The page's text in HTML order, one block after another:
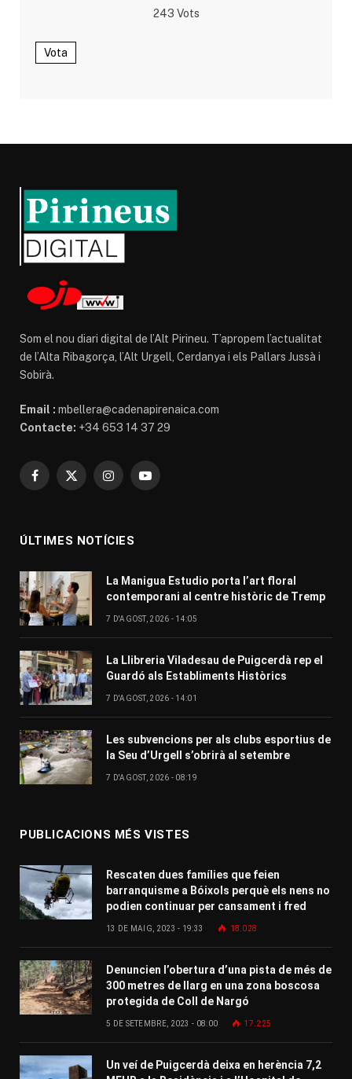
243 Vots
Vota
Som el nou diari digital de l’Alt Pirineu. T’apropem l’actualitat
de l’Alta Ribagorça, l’Alt Urgell, Cerdanya i els Pallars Jussà i
Sobirà.
Email : mbellera@cadenapirenaica.com
Contacte: +34 653 14 37 29
Facebook
X
InstagramYouTube
ÚLTIMES NOTÍCIES
La Manigua Estudio porta l’art floral
contemporani al centre històric de Tremp
7 D'AGOST, 2026 - 14:05
La Llibreria Viladesau de Puigcerdà rep el
Guardó als Establiments Històrics
7 D'AGOST, 2026 - 14:01
Les subvencions per als clubs esportius de
la Seu d’Urgell s’obrirà al setembre
7 D'AGOST, 2026 - 08:19
PUBLICACIONS MÉS VISTES
Rescaten dues famílies que feien
barranquisme a Bóixols perquè els nens no
podien continuar per cansament i fred
13 DE MAIG, 2023 - 19:33 18.028
Denuncien l’obertura d’una pista de més de
300 metres de llarg en una zona boscosa
protegida de Coll de Nargó
5 DE SETEMBRE, 2023 - 08:00 17.225
Un veí de Puigcerdà deixa en herència 7,2